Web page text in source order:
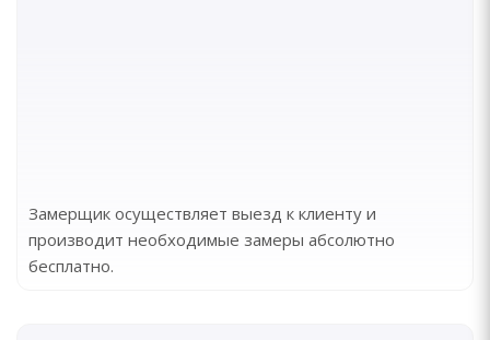
Замерщик осуществляет выезд к клиенту и
производит необходимые замеры абсолютно
бесплатно.